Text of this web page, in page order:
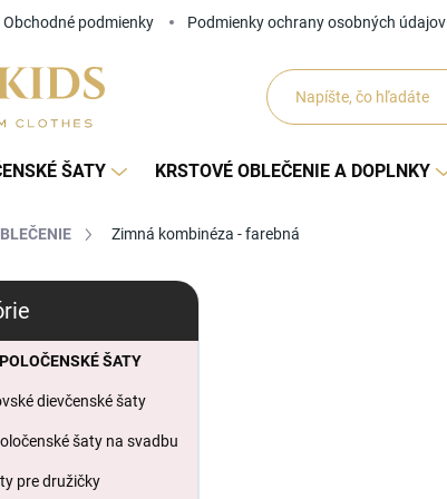
Obchodné podmienky Podmienky ochrany osobných údajov
ŠATY KRSTOVÉ OBLEČENIE A DOPLNKY
Zimná kombinéza - farebná
ŠATY
dievčenské šaty
šaty na svadbu
pre družičky